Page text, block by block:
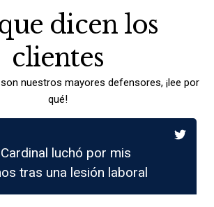
dicen los
clientes
nuestros mayores defensores, ¡lee por
qué!
salvó mi negocio
del capítulo 11